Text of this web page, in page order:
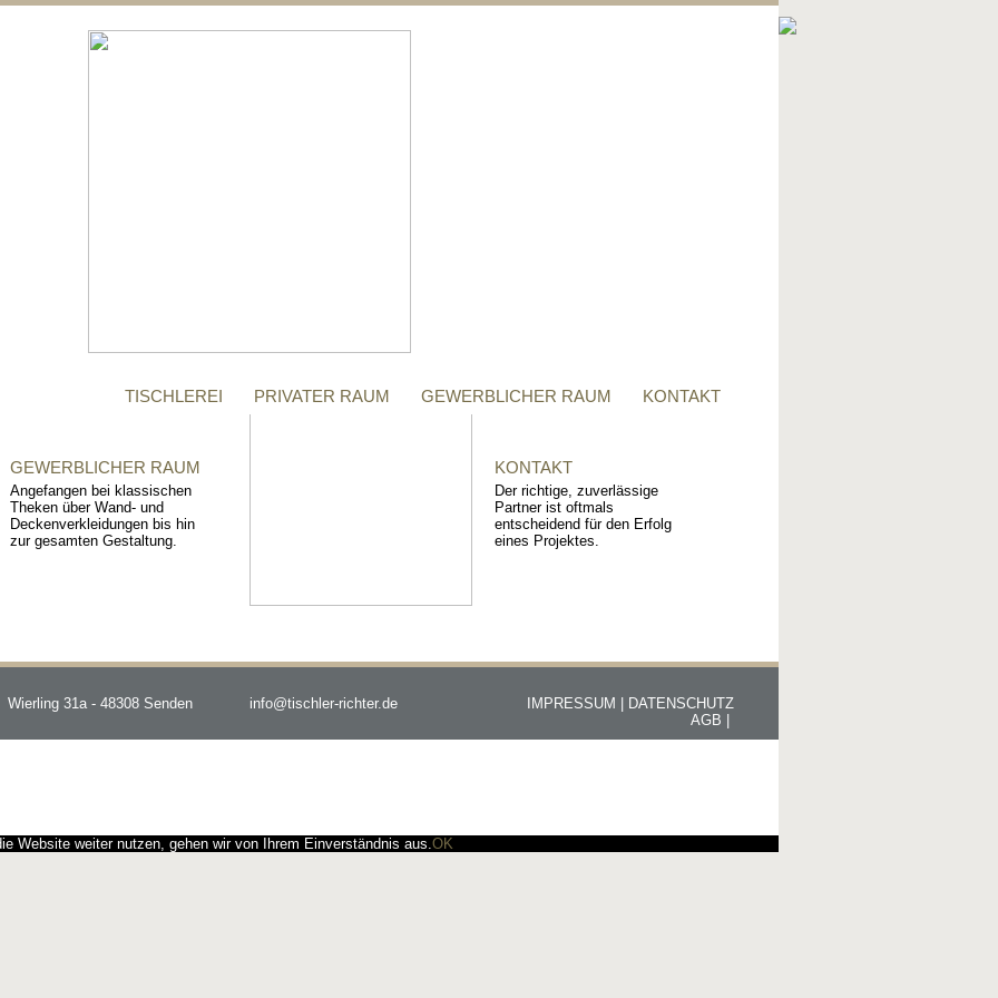
TISCHLEREI PRIVATER RAUM GEWERBLICHER RAUM KONTAKT
GEWERBLICHER RAUM
Angefangen bei klassischen
Theken über Wand- und
Deckenverkleidungen bis hin
zur gesamten Gestaltung.
KONTAKT
Der richtige, zuverlässige
Partner ist oftmals
entscheidend für den Erfolg
eines Projektes.
Wierling 31a - 48308 Senden info@tischler-richter.de DATENSCHUTZ
IMPRESSUM |
AGB |
Website weiter nutzen, gehen wir von Ihrem Einverständnis aus.OK